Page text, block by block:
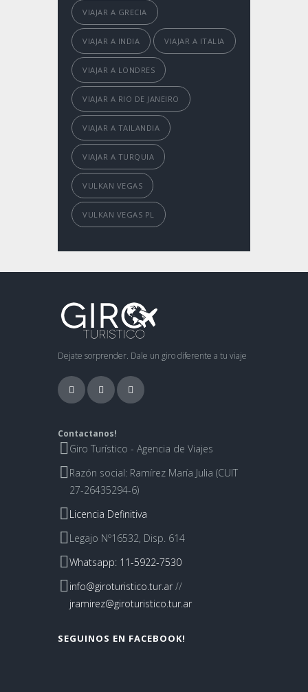
VIAJAR A GRECIA
VIAJAR A INDIA VIAJAR A ITALIA
VIAJAR A LONDRES
VIAJAR A RIO DE JANEIRO
VIAJAR A TAILANDIA
VIAJAR A TURQUIA
VULKAN VEGAS
VULKAN VEGAS PL
Dejate sorprender. Dale un giro diferente a tu viaje
Contactanos!
Giro Turístico - Agencia de Viajes
Razón social: Ramírez María Julia (CUIT
27-26435294-6)
Licencia Definitiva
Legajo Nº16532, Disp. 614
Whatsapp: 11-5922-7530
info@giroturistico.tur.ar //
jramirez@giroturistico.tur.ar
SEGUINOS EN FACEBOOK!